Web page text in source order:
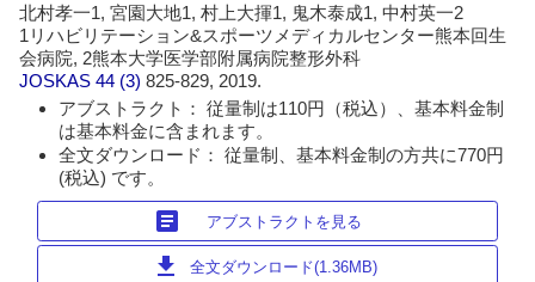
北村孝一1, 宮園大地1, 村上大揮1, 鬼木泰成1, 中村英一2
1リハビリテーション&スポーツメディカルセンター熊本回生
会病院, 2熊本大学医学部附属病院整形外科
JOSKAS 44 (3)825-829, 2019.
アブストラクト： 従量制は110円（税込）、基本料金制
は基本料金に含まれます。
全文ダウンロード： 従量制、基本料金制の方共に770円
(税込) です。
article アブストラクトを見る
download 全文ダウンロード(1.36MB)